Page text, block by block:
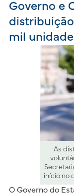
Governo e
mil
As
início no
O Governo do